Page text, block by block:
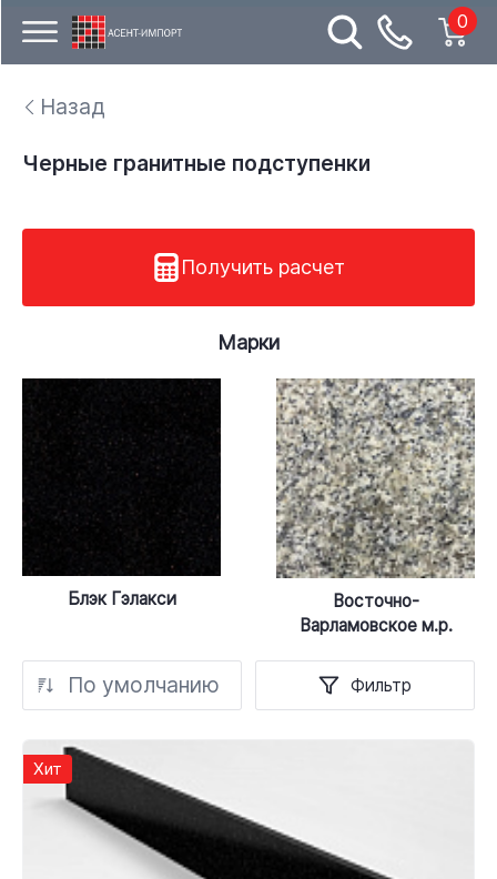
0
Назад
Черные гранитные подступенки
Получить расчет
Марки
Блэк Гэлакси
Восточно-
Варламовское м.р.
По умолчанию Фильтр
Хит